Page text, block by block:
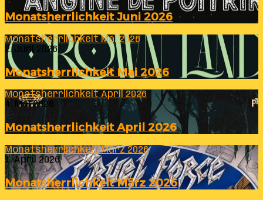
Monatsherrlichkeit Juni 2026
Monatsherrlichkeit Mai 2026
2. Juni 2026
Monatsherrlichkeit Mai 2026
Monatsherrlichkeit April 2026
4. Mai 2026
Monatsherrlichkeit April 2026
Monatsherrlichkeit März 2026
1. April 2026
Monatsherrlichkeit März 2026